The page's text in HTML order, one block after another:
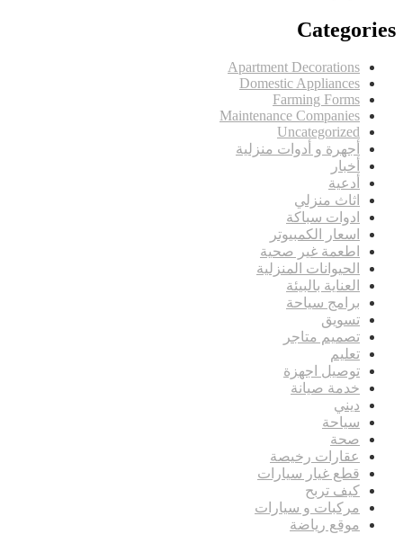
Categories
Apartment Decorations
Domestic Appliances
Farming Forms
Maintenance Companies
Uncategorized
أجهرة و أدوات منزلية
أخبار
أدعية
اثاث منزلي
ادوات سباكة
اسعار الكمبيوتر
اطعمة غير صحية
الحيوانات المنزلية
العناية بالبيئة
برامج سياحة
تسويق
تصميم متاجر
تعليم
توصيل اجهزة
خدمة صيانة
ديني
سياحة
صحة
عقارات رخيصة
قطع غيار سيارات
كيف تربح
مركبات و سيارات
موقع رياضة